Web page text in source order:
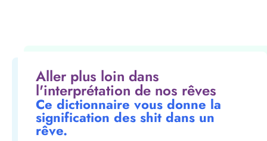
Aller plus loin dans
l'interprétation de nos rêves
Ce dictionnaire vous donne la
signification des shit dans un
rêve.